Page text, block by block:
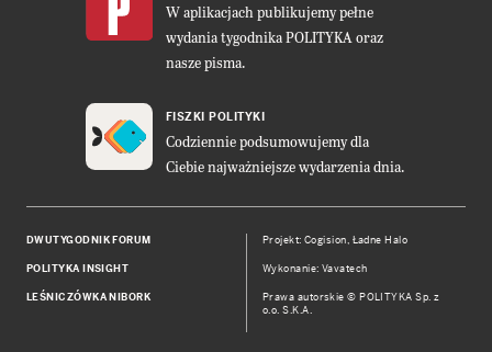
W aplikacjach publikujemy pełne
wydania tygodnika POLITYKA oraz
nasze pisma.
FISZKI POLITYKI
Codziennie podsumowujemy dla
Ciebie najważniejsze wydarzenia dnia.
DWUTYGODNIK FORUM
POLITYKA INSIGHT
LEŚNICZÓWKA NIBORK
Projekt:Cogision, Ładne Halo
Wykonanie: Vavatech
Prawa autorskie © POLITYKA Sp. z
o.o. S.K.A.